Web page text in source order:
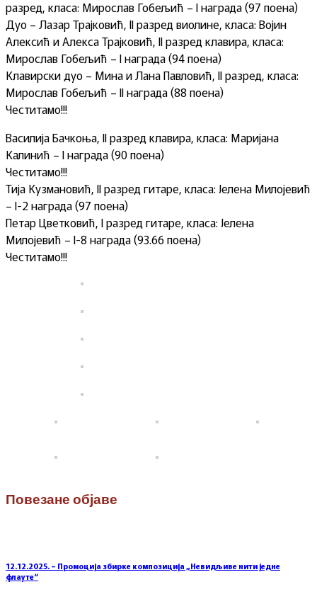
разред, класа: Мирослав Гобељић – I награда (97 поена)
Дуо – Лазар Трајковић, II разред виолине, класа: Војин
Алексић и Алекса Трајковић, II разред клавира, класа:
Мирослав Гобељић – I награда (94 поена)
Клавирски дуо – Мина и Лана Павловић, II разред, класа:
Мирослав Гобељић – II награда (88 поена)
Честитамо!!!
Василија Бачкоња, II разред клавира, класа: Маријана
Калинић – I награда (90 поена)
Честитамо!!!
Тија Кузмановић, II разред гитаре, класа: Јелена Милојевић
– I-2 награда (97 поена)
Петар Цветковић, I разред гитаре, класа: Јелена
Милојевић – I-8 награда (93.66 поена)
Честитамо!!!
Повезане објаве
12.12.2025. – Промоција збирке композиција „Невидљиве нити једне
флауте“